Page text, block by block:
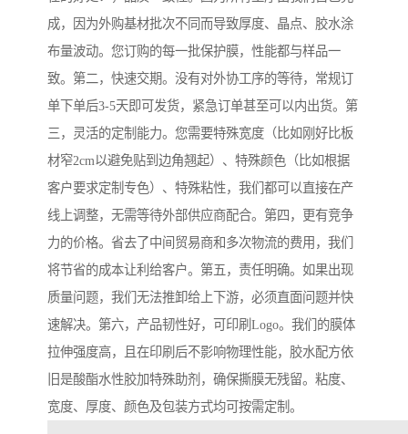
成，因为外购基材批次不同而导致厚度、晶点、胶水涂
布量波动。您订购的每一批保护膜，性能都与样品一
致。第二，快速交期。没有对外协工序的等待，常规订
单下单后3-5天即可发货，紧急订单甚至可以内出货。第
三，灵活的定制能力。您需要特殊宽度（比如刚好比板
材窄2cm以避免贴到边角翘起）、特殊颜色（比如根据
客户要求定制专色）、特殊粘性，我们都可以直接在产
线上调整，无需等待外部供应商配合。第四，更有竞争
力的价格。省去了中间贸易商和多次物流的费用，我们
将节省的成本让利给客户。第五，责任明确。如果出现
质量问题，我们无法推卸给上下游，必须直面问题并快
速解决。第六，产品韧性好，可印刷Logo。我们的膜体
拉伸强度高，且在印刷后不影响物理性能，胶水配方依
旧是酸酯水性胶加特殊助剂，确保撕膜无残留。粘度、
宽度、厚度、颜色及包装方式均可按需定制。